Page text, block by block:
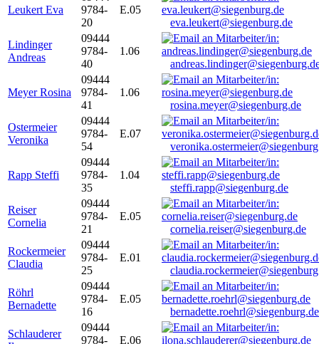
Leukert Eva
9784-
20
E.05
eva.leukert@siegenburg.de
Lindinger
Andreas
09444
9784-
40
1.06
Meyer Rosina
09444
9784-
41
1.06
rosina.meyer@siegenburg.de
Ostermeier
Veronika
09444
9784-
54
E.07
Rapp Steffi
09444
9784-
35
1.04
steffi.rapp@siegenburg.de
Reiser
Cornelia
09444
9784-
21
E.05
cornelia.reiser@siegenburg.de
Rockermeier
Claudia
09444
9784-
25
E.01
Röhrl
Bernadette
09444
9784-
16
E.05
bernadette.roehrl@siegenburg.de
Schlauderer
09444
9784-
E.06